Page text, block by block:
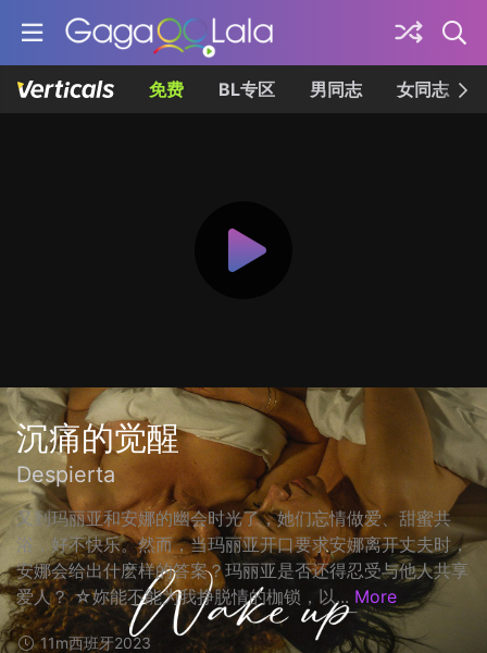
免费 BL专区 男同志 女同志
沉痛的觉醒
Despierta
又到玛丽亚和安娜的幽会时光了，她们忘情做爱、甜蜜共
浴，好不快乐。然而，当玛丽亚开口要求安娜离开丈夫时，
安娜会给出什麽样的答案？玛丽亚是否还得忍受与他人共享
爱人？ ☆妳能不能为我挣脱情的枷锁，以... More
11m西班牙2023